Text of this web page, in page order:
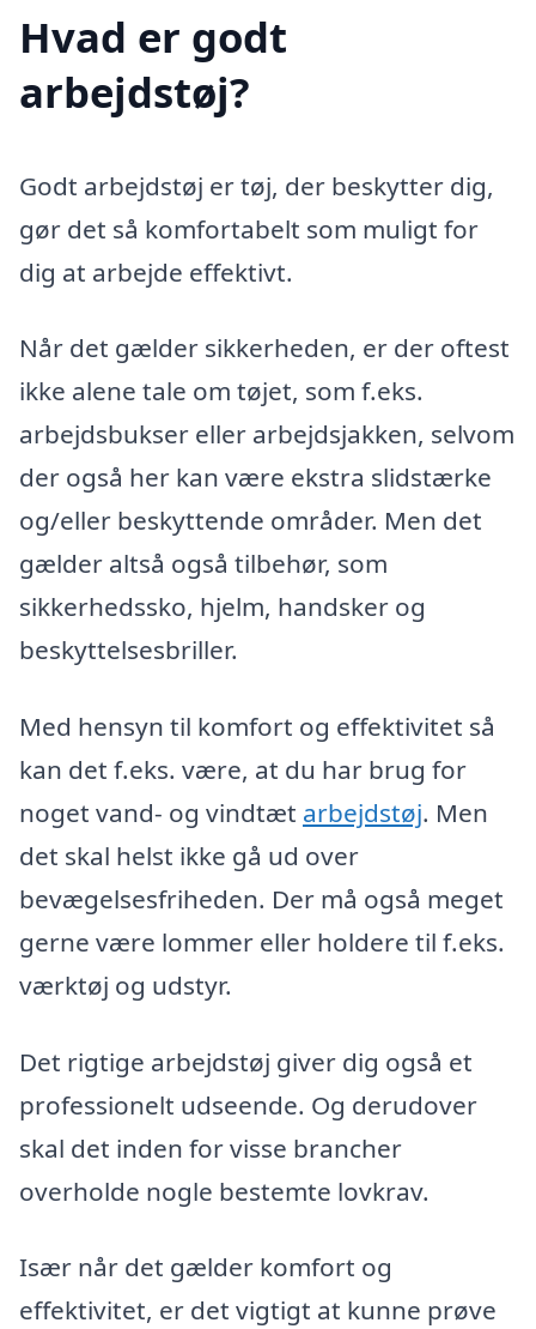
Hvad er godt
arbejdstøj?
Godt arbejdstøj er tøj, der beskytter dig,
gør det så komfortabelt som muligt for
dig at arbejde effektivt.
Når det gælder sikkerheden, er der oftest
ikke alene tale om tøjet, som f.eks.
arbejdsbukser eller arbejdsjakken, selvom
der også her kan være ekstra slidstærke
og/eller beskyttende områder. Men det
gælder altså også tilbehør, som
sikkerhedssko, hjelm, handsker og
beskyttelsesbriller.
Med hensyn til komfort og effektivitet så
kan det f.eks. være, at du har brug for
noget vand- og vindtæt arbejdstøj. Men
det skal helst ikke gå ud over
bevægelsesfriheden. Der må også meget
gerne være lommer eller holdere til f.eks.
værktøj og udstyr.
Det rigtige arbejdstøj giver dig også et
professionelt udseende. Og derudover
skal det inden for visse brancher
overholde nogle bestemte lovkrav.
Især når det gælder komfort og
effektivitet, er det vigtigt at kunne prøve